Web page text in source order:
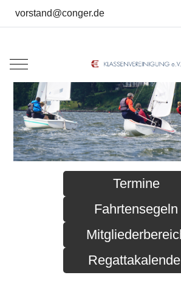
vorstand@conger.de
Mobile Menu Toggle
Termine
Fahrtensegeln